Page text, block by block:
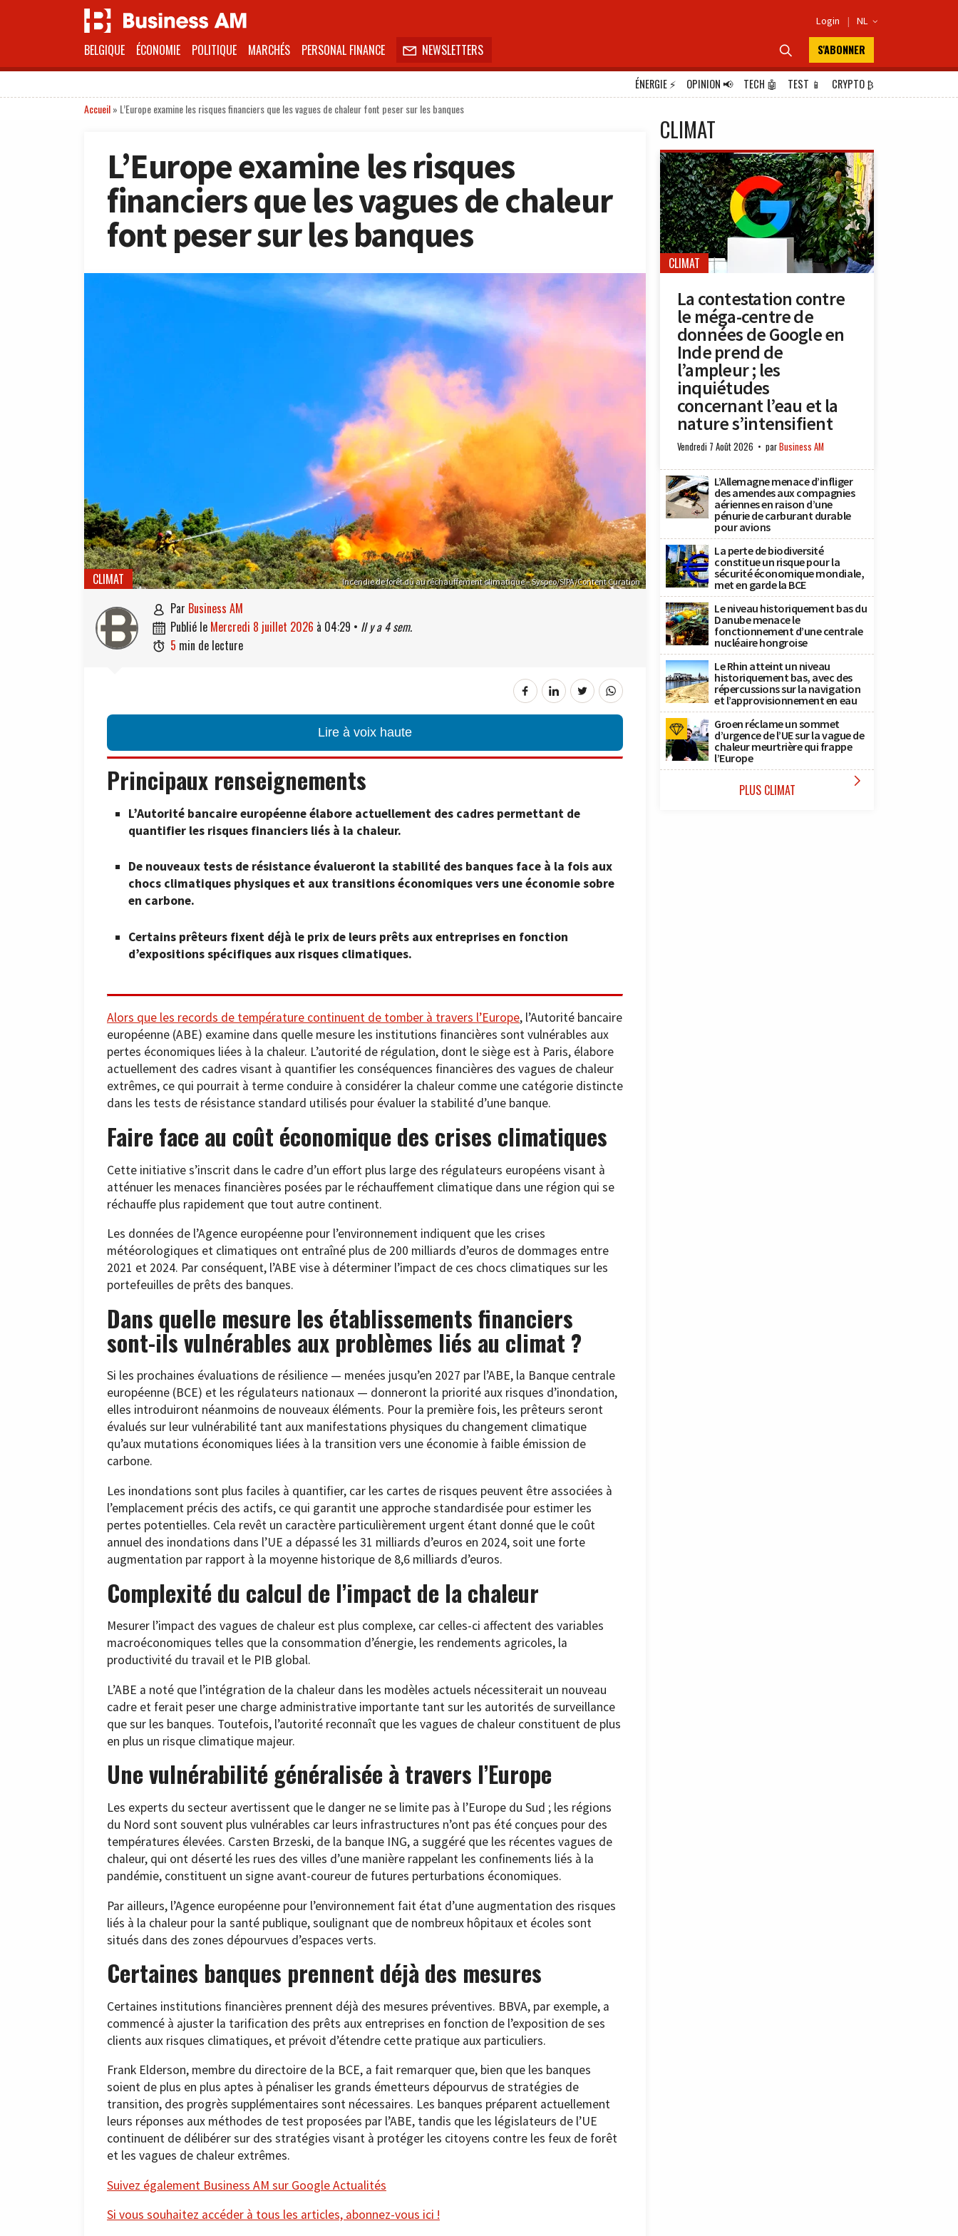
Login | NL 
BELGIQUE ÉCONOMIE POLITIQUE MARCHÉS PERSONAL FINANCE  NEWSLETTERS  S'ABONNER
ÉNERGIE⚡ OPINION📢 TECH 🤖 TEST 📱 CRYPTO₿
Accueil» L’Europe examine les risques financiers que les vagues de chaleur font peser sur les banques
L’Europe examine les risques
financiers que les vagues de chaleur
font peser sur les banques
Incendie de forêt dû au réchauffement climatique – Syspeo/SIPA/Content Curation
CLIMAT
 par Business AM
 publié le mercredi 8 juillet 2026 à 04:29 • Il y a 4 sem.
 5 min de lecture
Lire à voix haute
Principaux renseignements
L’Autorité bancaire européenne élabore actuellement des cadres permettant de
quantifier les risques financiers liés à la chaleur.
De nouveaux tests de résistance évalueront la stabilité des banques face à la fois aux
chocs climatiques physiques et aux transitions économiques vers une économie sobre
en carbone.
Certains prêteurs fixent déjà le prix de leurs prêts aux entreprises en fonction
d’expositions spécifiques aux risques climatiques.
Alors que les records de température continuent de tomber à travers l’Europe, l’Autorité bancaire
européenne (ABE) examine dans quelle mesure les institutions financières sont vulnérables aux
pertes économiques liées à la chaleur. L’autorité de régulation, dont le siège est à Paris, élabore
actuellement des cadres visant à quantifier les conséquences financières des vagues de chaleur
extrêmes, ce qui pourrait à terme conduire à considérer la chaleur comme une catégorie distincte
dans les tests de résistance standard utilisés pour évaluer la stabilité d’une banque.
Faire face au coût économique des crises climatiques
Cette initiative s’inscrit dans le cadre d’un effort plus large des régulateurs européens visant à
atténuer les menaces financières posées par le réchauffement climatique dans une région qui se
réchauffe plus rapidement que tout autre continent.
Les données de l’Agence européenne pour l’environnement indiquent que les crises
météorologiques et climatiques ont entraîné plus de 200 milliards d’euros de dommages entre
2021 et 2024. Par conséquent, l’ABE vise à déterminer l’impact de ces chocs climatiques sur les
portefeuilles de prêts des banques.
Dans quelle mesure les établissements financiers
sont-ils vulnérables aux problèmes liés au climat ?
Si les prochaines évaluations de résilience — menées jusqu’en 2027 par l’ABE, la Banque centrale
européenne (BCE) et les régulateurs nationaux — donneront la priorité aux risques d’inondation,
elles introduiront néanmoins de nouveaux éléments. Pour la première fois, les prêteurs seront
évalués sur leur vulnérabilité tant aux manifestations physiques du changement climatique
qu’aux mutations économiques liées à la transition vers une économie à faible émission de
carbone.
Les inondations sont plus faciles à quantifier, car les cartes de risques peuvent être associées à
l’emplacement précis des actifs, ce qui garantit une approche standardisée pour estimer les
pertes potentielles. Cela revêt un caractère particulièrement urgent étant donné que le coût
annuel des inondations dans l’UE a dépassé les 31 milliards d’euros en 2024, soit une forte
augmentation par rapport à la moyenne historique de 8,6 milliards d’euros.
Complexité du calcul de l’impact de la chaleur
Mesurer l’impact des vagues de chaleur est plus complexe, car celles-ci affectent des variables
macroéconomiques telles que la consommation d’énergie, les rendements agricoles, la
productivité du travail et le PIB global.
L’ABE a noté que l’intégration de la chaleur dans les modèles actuels nécessiterait un nouveau
cadre et ferait peser une charge administrative importante tant sur les autorités de surveillance
que sur les banques. Toutefois, l’autorité reconnaît que les vagues de chaleur constituent de plus
en plus un risque climatique majeur.
Une vulnérabilité généralisée à travers l’Europe
Les experts du secteur avertissent que le danger ne se limite pas à l’Europe du Sud ; les régions
du Nord sont souvent plus vulnérables car leurs infrastructures n’ont pas été conçues pour des
températures élevées. Carsten Brzeski, de la banque ING, a suggéré que les récentes vagues de
chaleur, qui ont déserté les rues des villes d’une manière rappelant les confinements liés à la
pandémie, constituent un signe avant-coureur de futures perturbations économiques.
Par ailleurs, l’Agence européenne pour l’environnement fait état d’une augmentation des risques
liés à la chaleur pour la santé publique, soulignant que de nombreux hôpitaux et écoles sont
situés dans des zones dépourvues d’espaces verts.
Certaines banques prennent déjà des mesures
Certaines institutions financières prennent déjà des mesures préventives. BBVA, par exemple, a
commencé à ajuster la tarification des prêts aux entreprises en fonction de l’exposition de ses
clients aux risques climatiques, et prévoit d’étendre cette pratique aux particuliers.
Frank Elderson, membre du directoire de la BCE, a fait remarquer que, bien que les banques
soient de plus en plus aptes à pénaliser les grands émetteurs dépourvus de stratégies de
transition, des progrès supplémentaires sont nécessaires. Les banques préparent actuellement
leurs réponses aux méthodes de test proposées par l’ABE, tandis que les législateurs de l’UE
continuent de délibérer sur des stratégies visant à protéger les citoyens contre les feux de forêt
et les vagues de chaleur extrêmes.
Suivez également Business AM sur Google Actualités
Si vous souhaitez accéder à tous les articles, abonnez-vous ici !
CLIMAT
CLIMAT
La contestation contre
le méga-centre de
données de Google en
Inde prend de
l’ampleur ; les
inquiétudes
concernant l’eau et la
nature s’intensifient
Vendredi 7 Août 2026 parBusiness AM
L’Allemagne menace d’infliger
des amendes aux compagnies
aériennes en raison d’une
pénurie de carburant durable
pour avions
La perte de biodiversité
constitue un risque pour la
sécurité économique mondiale,
met en garde la BCE
Le niveau historiquement bas du
Danube menace le
fonctionnement d’une centrale
nucléaire hongroise
Le Rhin atteint un niveau
historiquement bas, avec des
répercussions sur la navigation
et l’approvisionnement en eau
Groen réclame un sommet
d’urgence de l’UE sur la vague de
chaleur meurtrière qui frappe
l’Europe
PLUS CLIMAT 